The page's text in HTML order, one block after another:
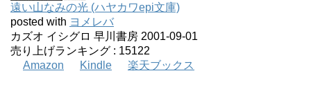
遠い山なみの光 (ハヤカワepi文庫)
posted with ヨメレバ
カズオ イシグロ 早川書房 2001-09-01
売り上げランキング : 15122
Amazon
Kindle 楽天ブックス